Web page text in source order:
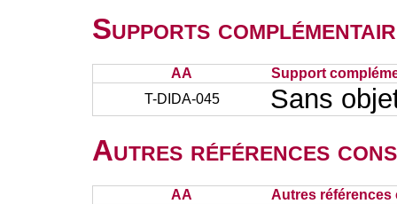
Supports
AA
Support
T-DIDA-045
Sans
Autres références
AA Autres références